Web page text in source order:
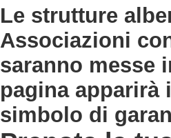
Le strutture
Associazioni
saranno messe
pagina apparirà
simbolo di